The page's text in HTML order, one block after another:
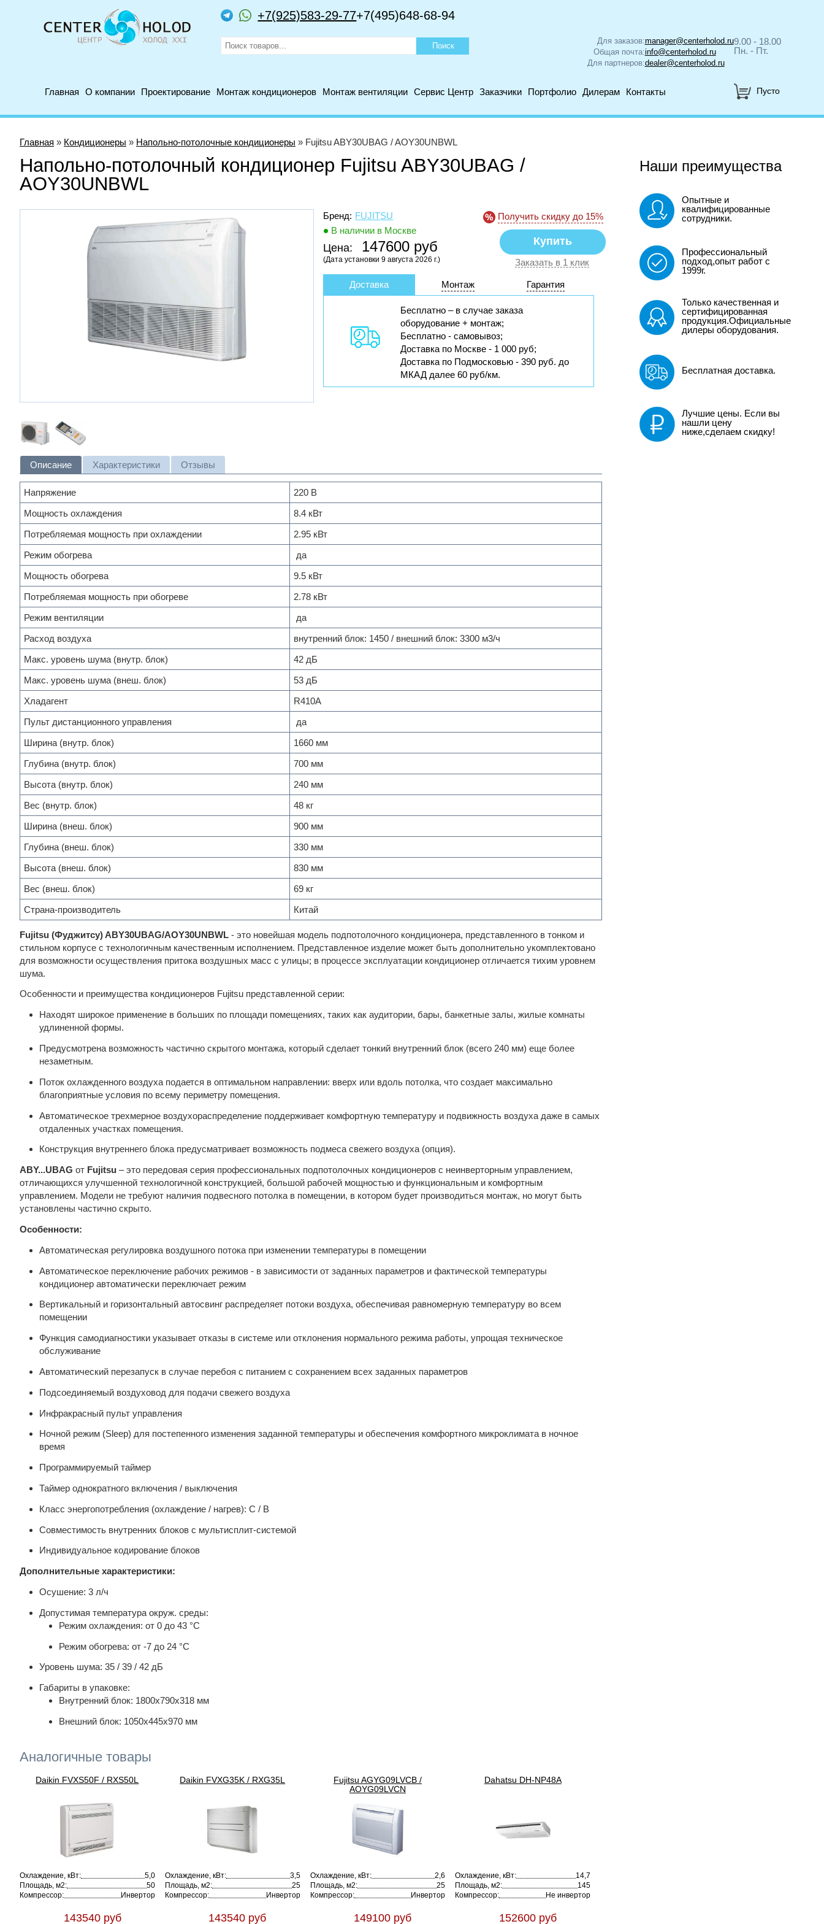
+7(925)583-29-77+7(495)648-68-94
Для заказов:manager@centerholod.ru
Общая почта:info@centerholod.ru
Для партнеров:dealer@centerholod.ru
9.00 - 18.00
Пн. - Пт.
Главная О компании Проектирование Монтаж кондиционеров Монтаж вентиляции Сервис Центр Заказчики Портфолио Дилерам Контакты Пусто
Главная » Кондиционеры » Напольно-потолочные кондиционеры » Fujitsu ABY30UBAG / AOY30UNBWL
Напольно-потолочный кондиционер Fujitsu ABY30UBAG /
AOY30UNBWL
Бренд: FUJITSU
В наличии в Москве
Цена: 147600 руб
(Дата установки 9 августа 2026 г.)
Получить скидку до 15%
Заказать в 1 клик
Доставка Монтаж Гарантия
Бесплатно – в случае заказа
оборудование + монтаж;
Бесплатно - самовывоз;
Доставка по Москве - 1 000 руб;
Доставка по Подмосковью - 390 руб. до
МКАД далее 60 руб/км.
Описание Характеристики Отзывы
Напряжение
220 В
Мощность охлаждения
8.4 кВт
Потребляемая мощность при охлаждении
2.95 кВт
Режим обогрева
да
Мощность обогрева
9.5 кВт
Потребляемая мощность при обогреве
2.78 кВт
Режим вентиляции
да
Расход воздуха
внутренний блок: 1450 / внешний блок: 3300 м3/ч
Макс. уровень шума (внутр. блок)
42 дБ
Макс. уровень шума (внеш. блок)
53 дБ
Хладагент
R410A
Пульт дистанционного управления
да
Ширина (внутр. блок)
1660 мм
Глубина (внутр. блок)
700 мм
Высота (внутр. блок)
240 мм
Вес (внутр. блок)
48 кг
Ширина (внеш. блок)
900 мм
Глубина (внеш. блок)
330 мм
Высота (внеш. блок)
830 мм
Вес (внеш. блок)
69 кг
Страна-производитель
Китай
Fujitsu (Фуджитсу) ABY30UBAG/AOY30UNBWL - это новейшая модель подпотолочного кондиционера, представленного в тонком и
стильном корпусе с технологичным качественным исполнением. Представленное изделие может быть дополнительно укомплектовано
для возможности осуществления притока воздушных масс с улицы; в процессе эксплуатации кондиционер отличается тихим уровнем
шума.
Особенности и преимущества кондиционеров Fujitsu представленной серии:
Находят широкое применение в больших по площади помещениях, таких как аудитории, бары, банкетные залы, жилые комнаты
удлиненной формы.
Предусмотрена возможность частично скрытого монтажа, который сделает тонкий внутренний блок (всего 240 мм) еще более
незаметным.
Поток охлажденного воздуха подается в оптимальном направлении: вверх или вдоль потолка, что создает максимально
благоприятные условия по всему периметру помещения.
Автоматическое трехмерное воздухораспределение поддерживает комфортную температуру и подвижность воздуха даже в самых
отдаленных участках помещения.
Конструкция внутреннего блока предусматривает возможность подмеса свежего воздуха (опция).
ABY...UBAG от Fujitsu – это передовая серия профессиональных подпотолочных кондиционеров с неинверторным управлением,
отличающихся улучшенной технологичной конструкцией, большой рабочей мощностью и функциональным и комфортным
управлением. Модели не требуют наличия подвесного потолка в помещении, в котором будет производиться монтаж, но могут быть
установлены частично скрыто.
Особенности:
Автоматическая регулировка воздушного потока при изменении температуры в помещении
Автоматическое переключение рабочих режимов - в зависимости от заданных параметров и фактической температуры
кондиционер автоматически переключает режим
Вертикальный и горизонтальный автосвинг распределяет потоки воздуха, обеспечивая равномерную температуру во всем
помещении
Функция самодиагностики указывает отказы в системе или отклонения нормального режима работы, упрощая техническое
обслуживание
Автоматический перезапуск в случае перебоя с питанием с сохранением всех заданных параметров
Подсоединяемый воздуховод для подачи свежего воздуха
Инфракрасный пульт управления
Ночной режим (Sleep) для постепенного изменения заданной температуры и обеспечения комфортного микроклимата в ночное
время
Программируемый таймер
Таймер однократного включения / выключения
Класс энергопотребления (охлаждение / нагрев): С / В
Совместимость внутренних блоков с мультисплит-системой
Индивидуальное кодирование блоков
Дополнительные характеристики:
Осушение: 3 л/ч
Допустимая температура окруж. среды:
Режим охлаждения: от 0 до 43 °С
Режим обогрева: от -7 до 24 °С
Уровень шума: 35 / 39 / 42 дБ
Габариты в упаковке:
Внутренний блок: 1800х790х318 мм
Внешний блок: 1050х445х970 мм
Аналогичные товары
Daikin FVXS50F / RXS50L
Охлаждение, кВт:
5,0
Площадь, м2:
50
Компрессор:
Инвертор
143540 руб
Daikin FVXG35K / RXG35L
Охлаждение, кВт:
3,5
Площадь, м2:
25
Компрессор:
Инвертор
143540 руб
Fujitsu AGYG09LVCB /
AOYG09LVCN
Охлаждение, кВт:
2,6
Площадь, м2:
25
Компрессор:
Инвертор
149100 руб
Dahatsu DH-NP48A
Охлаждение, кВт:
14,7
Площадь, м2:
145
Компрессор:
Не инвертор
152600 руб
Наши преимущества
Опытные и
квалифицированные
сотрудники.
Профессиональный
подход,опыт работ с
1999г.
Только качественная и
сертифицированная
продукция.Официальные
дилеры оборудования.
Бесплатная доставка.
Лучшие цены. Если вы
нашли цену
ниже,сделаем скидку!